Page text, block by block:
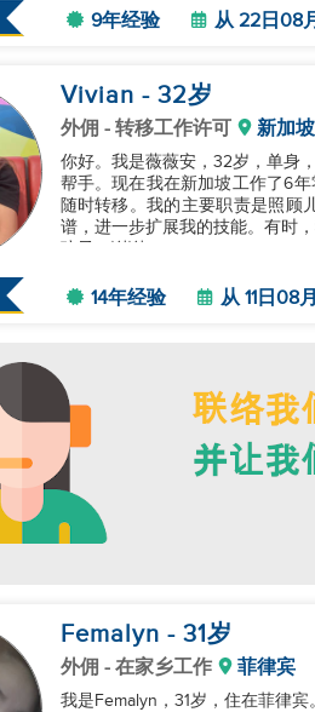
9年经验 从 22日08
Vivian - 32岁
外佣 - 转移工作许可 新加坡
你好。我是薇薇安，32岁，单身
帮手。现在我在新加坡工作了6
随时转移。我的主要职责是照顾
谱，进一步扩展我的技能。有时
14年经验 从 11日08
Femalyn - 31岁
外佣 - 在家乡工作 菲律宾
我是Femalyn，31岁，住在菲律